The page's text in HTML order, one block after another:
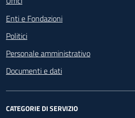
Enti e Fondazioni
Politici
Personale amministrativo
Documenti e dati
CATEGORIE DI SERVIZIO